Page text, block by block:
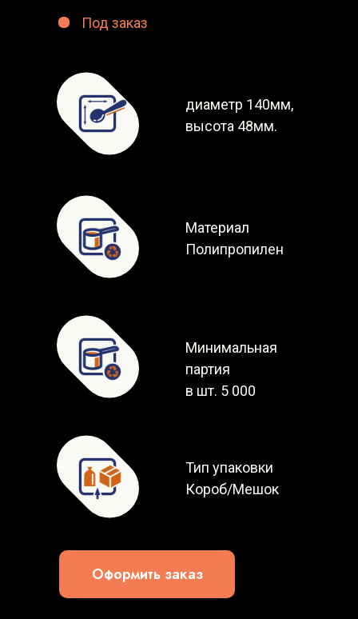
диаметр 140мм,
высота 48мм.
Материал
Полипропилен
Минимальная
партия
в шт. 5 000
Тип упаковки
Короб/Мешок
Под заказ
Оформить заказ